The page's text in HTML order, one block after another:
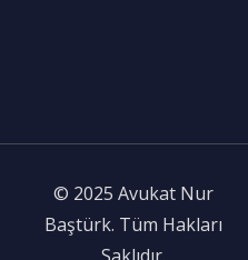
© 2025 Avukat Nur
Baştürk. Tüm Hakları